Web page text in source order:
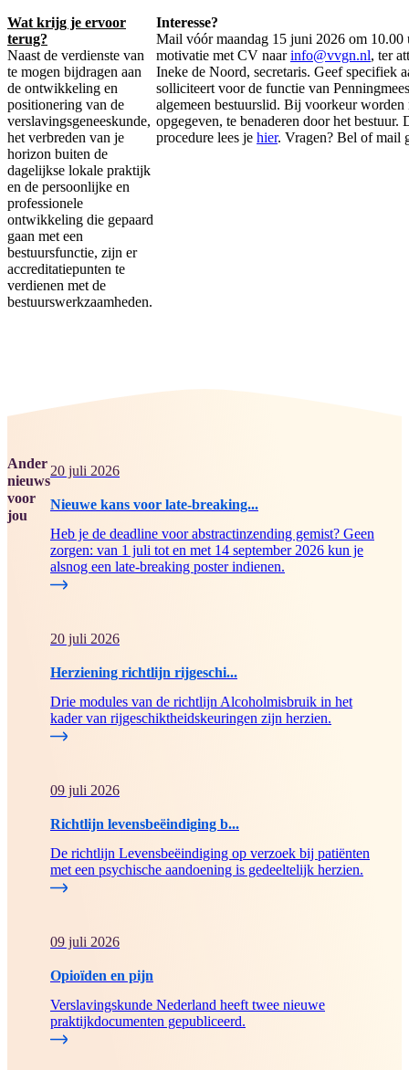
Wat krijg je ervoor
terug?
Naast de verdienste van
te mogen bijdragen aan
de ontwikkeling en
positionering van de
verslavingsgeneeskunde,
het verbreden van je
horizon buiten de
dagelijkse lokale praktijk
en de persoonlijke en
professionele
ontwikkeling die gepaard
gaan met een
bestuursfunctie, zijn er
accreditatiepunten te
verdienen met de
bestuurswerkzaamheden.
Interesse?
Mail vóór maandag 15 juni 2026 om 10.00
motivatie met CV naarinfo@vvgn.nl, ter
Ineke de Noord, secretaris. Geef specifiek
solliciteert voor de functie van
algemeen bestuurslid. Bij voorkeur worden
opgegeven, te benaderen door het bestuur.
procedure lees je hier. Vragen? Bel of mail
Ander
nieuws
voor
jou
20 juli 2026
Nieuwe kans voor late-breaking...
Heb je de deadline voor abstractinzending gemist? Geen
zorgen: van 1 juli tot en met 14 september 2026 kun je
alsnog een late-breaking poster indienen.
20 juli 2026
Herziening richtlijn rijgeschi...
Drie modules van de richtlijn Alcoholmisbruik in het
kader van rijgeschiktheidskeuringen zijn herzien.
09 juli 2026
Richtlijn levensbeëindiging b...
De richtlijn Levensbeëindiging op verzoek bij patiënten
met een psychische aandoening is gedeeltelijk herzien.
09 juli 2026
Opioïden en pijn
Verslavingskunde Nederland heeft twee nieuwe
praktijkdocumenten gepubliceerd.